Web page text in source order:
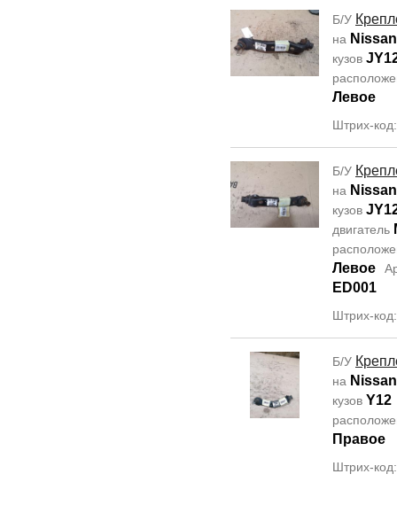
Б/У
на
кузов
Левое
Штрих-
Б/У
на
кузов
двигатель
Левое
ED001
Штрих-
Б/У
на
кузов Y12
Правое
Штрих-